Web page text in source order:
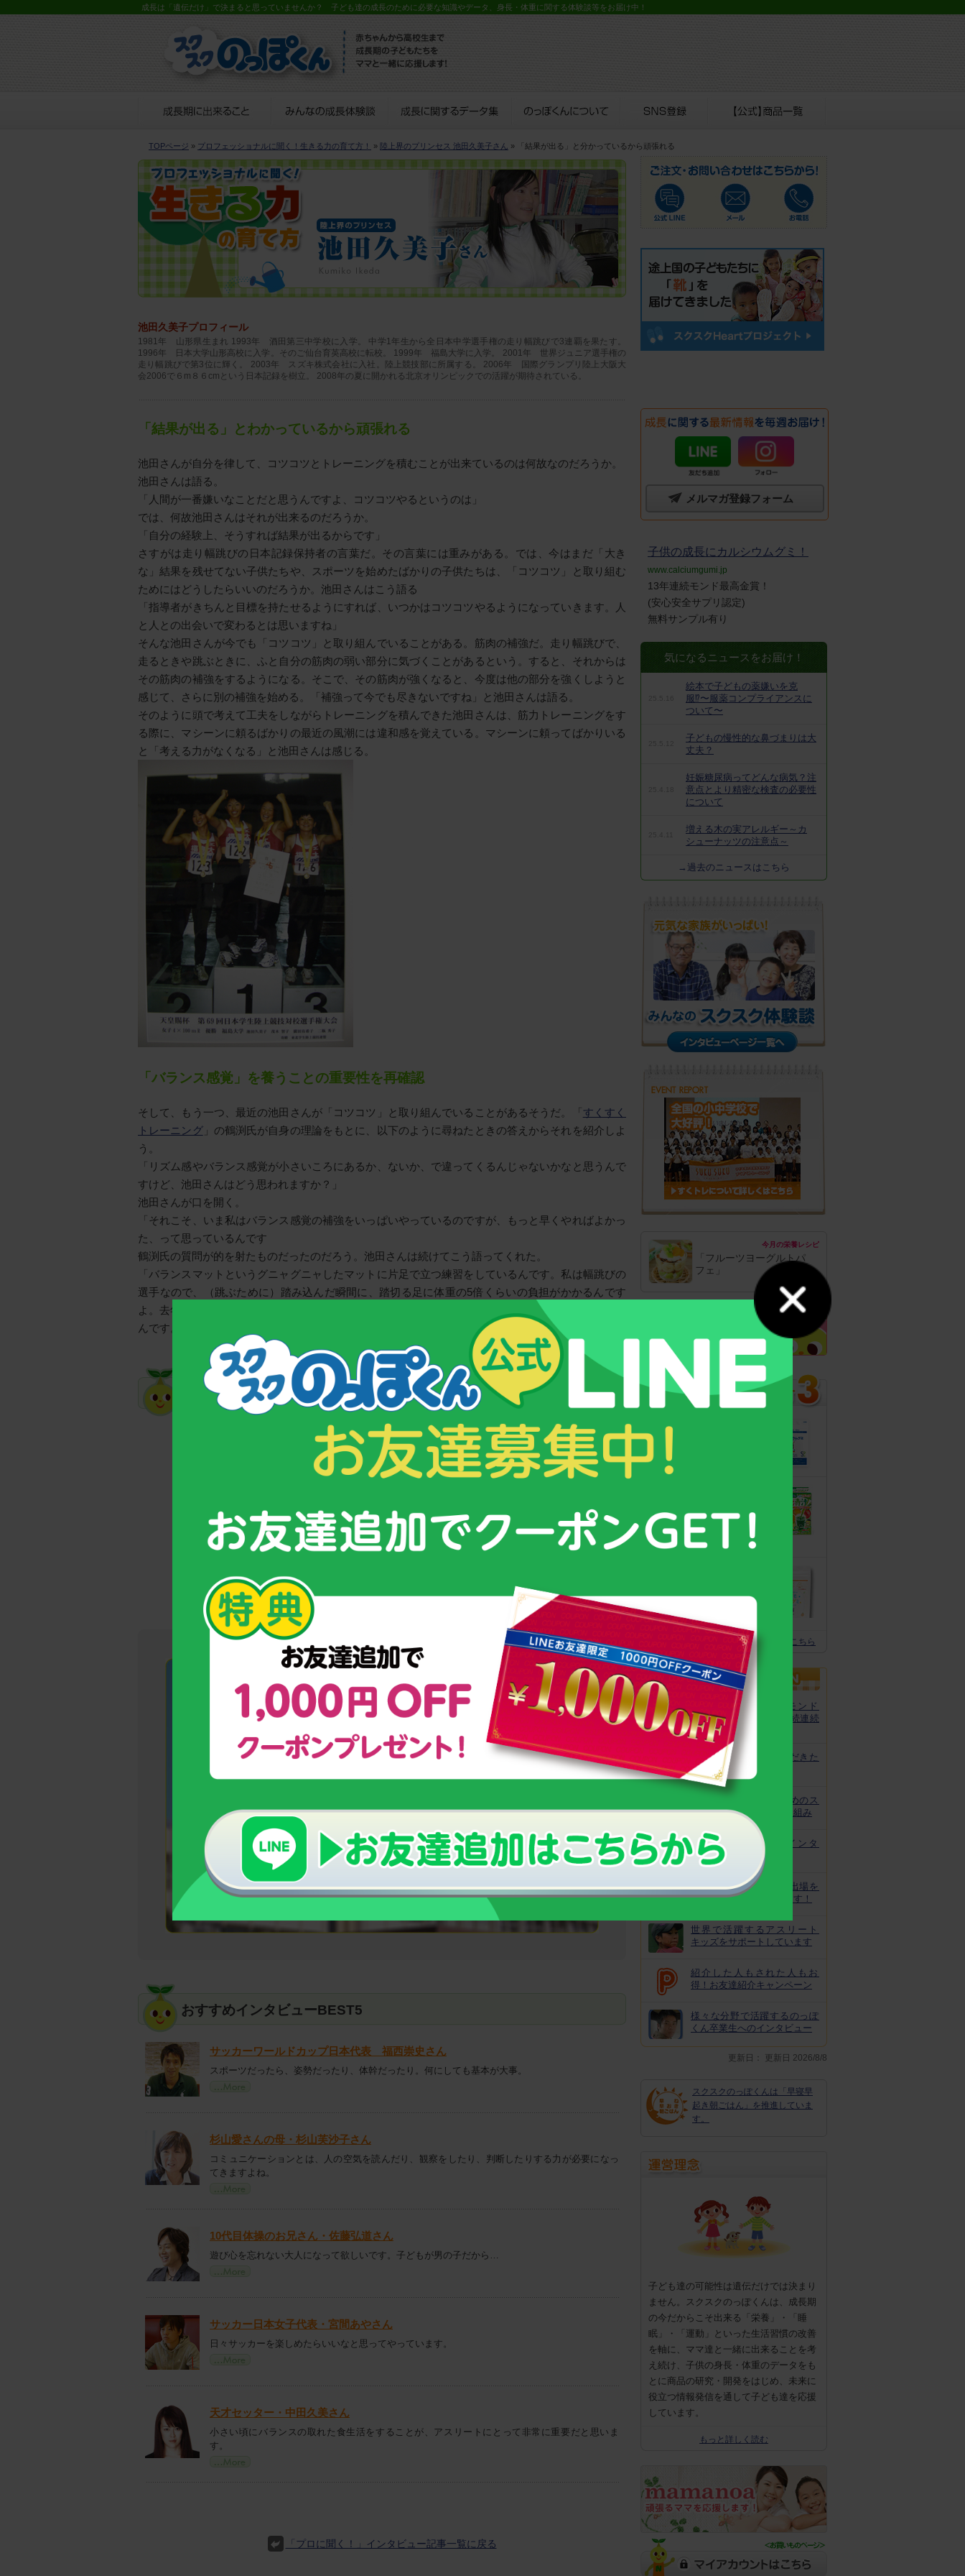
成長は「遺伝だけ」で決まると思っていませんか？ 子ども達の成長のために必要な知識やデータ、身長・体重に関する体験談等をお届け中！
TOPページ » プロフェッショナルに聞く！生きる力の育て方！ » 陸上界のプリンセス 池田久美子さん » 「結果が出る」と分かっているから頑張れる
池田久美子プロフィール
1981年 山形県生まれ 1993年 酒田第三中学校に入学。 中学1年生から全日本中学選手権の走り幅跳びで3連覇を果たす。
1996年 日本大学山形高校に入学。そのご仙台育英高校に転校。 1999年 福島大学に入学。 2001年 世界ジュニア選手権の
走り幅跳びで第3位に輝く。 2003年 スズキ株式会社に入社。陸上競技部に所属する。 2006年 国際グランプリ陸上大阪大
会2006で６m８６cmという日本記録を樹立。 2008年の夏に開かれる北京オリンピックでの活躍が期待されている。
「結果が出る」とわかっているから頑張れる
池田さんが自分を律して、コツコツとトレーニングを積むことが出来ているのは何故なのだろうか。
池田さんは語る。
「人間が一番嫌いなことだと思うんですよ、コツコツやるというのは」
では、何故池田さんはそれが出来るのだろうか。
「自分の経験上、そうすれば結果が出るからです」
さすがは走り幅跳びの日本記録保持者の言葉だ。その言葉には重みがある。では、今はまだ「大き
な」結果を残せてない子供たちや、スポーツを始めたばかりの子供たちは、「コツコツ」と取り組む
ためにはどうしたらいいのだろうか。池田さんはこう語る
「指導者がきちんと目標を持たせるようにすれば、いつかはコツコツやるようになっていきます。人
と人との出会いで変わるとは思いますね」
そんな池田さんが今でも「コツコツ」と取り組んでいることがある。筋肉の補強だ。走り幅跳びで、
走るときや跳ぶときに、ふと自分の筋肉の弱い部分に気づくことがあるという。すると、それからは
その筋肉の補強をするようになる。そこで、その筋肉が強くなると、今度は他の部分を強くしようと
感じて、さらに別の補強を始める。「補強って今でも尽きないですね」と池田さんは語る。
そのように頭で考えて工夫をしながらトレーニングを積んできた池田さんは、筋力トレーニングをす
る際に、マシーンに頼るばかりの最近の風潮には違和感を覚えている。マシーンに頼ってばかりいる
と「考える力がなくなる」と池田さんは感じる。
「バランス感覚」を養うことの重要性を再確認
そして、もう一つ、最近の池田さんが「コツコツ」と取り組んでいることがあるそうだ。「 すくすく
トレーニング」の鶴渕氏が自身の理論をもとに、以下のように尋ねたときの答えからそれを紹介しよ
う。
「リズム感やバランス感覚が小さいころにあるか、ないか、で違ってくるんじゃないかなと思うんで
すけど、池田さんはどう思われますか？」
池田さんが口を開く。
「それこそ、いま私はバランス感覚の補強をいっぱいやっているのですが、もっと早くやればよかっ
た、って思っているんです
鶴渕氏の質問が的を射たものだったのだろう。池田さんは続けてこう語ってくれた。
「バランスマットというグニャグニャしたマットに片足で立つ練習をしているんです。私は幅跳びの
選手なので、（跳ぶために）踏み込んだ瞬間に、踏切る足に体重の5倍くらいの負担がかかるんです
よ。去年は足首が弱いということがわかって、バランス感覚の補強を毎日やって、だいぶ強くなった
んです。なんで、もっと早くやらなかったのかな、って思いますね」
インタビュー目次
陸上界のプリンセス 池田久美子さん
池田久美子さんの原点は、「路地」
走り幅跳びとの出会い、認めてくれた父の存在
「良く寝て、良く食べた」子供時代の生活
「結果が出る」と分かっているから頑張れる
おすすめインタビューBEST5
サッカーワールドカップ日本代表 福西崇史さん
スポーツだったら、姿勢だったり、体幹だったり。何にしても基本が大事。
杉山愛さんの母・杉山芙沙子さん
コミュニケーションとは、人の空気を読んだり、観察をしたり、判断したりする力が必要になっ
てきますよね。
10代目体操のお兄さん・佐藤弘道さん
遊び心を忘れない大人になって欲しいです。子どもが男の子だから…
サッカー日本女子代表・宮間あやさん
日々サッカーを楽しめたらいいなと思ってやっています。
天才セッター・中田久美さん
小さい頃にバランスの取れた食生活をすることが、アスリートにとって非常に重要だと思いま
す。
「プロに聞く！」インタビュー記事一覧に戻る
メルマガ登録フォーム
子供の成長にカルシウムグミ！
www.calciumgumi.jp
13年連続モンド最高金賞！
(安心安全サプリ認定)
無料サンプル有り
気になるニュースをお届け！
絵本で子どもの薬嫌いを克
服⁉︎〜服薬コンプライアンスに
ついて〜
子どもの慢性的な鼻づまりは大
丈夫？
妊娠糖尿病ってどんな病気？注
意点とより精密な検査の必要性
について
増える木の実アレルギー～カ
シューナッツの注意点～
→過去のニュースはこちら
今月の栄養レシピ
「フルーツヨーグルトパ
フェ」
野菜と乳酸菌
たっぷり！
守る力を高める
給に最適！ 身
スクスクのっぽくん推奨全グッズはこちら
カルシウムグミが、モンド
「最高金賞」を13年連続連続
受賞！
非常時にお役立ていただきた
いトレーニング
皆様の安心と安全のためのス
クスクのっぽくんの取り組み
なでしこ宮間選手にインタ
ビュー！
ジュニアオリンピック出場を
目指してがんばっています！
世界で活躍するアスリート
キッズをサポートしています
紹介した人もされた人もお
得！お友達紹介キャンペーン
様々な分野で活躍するのっぽ
くん卒業生へのインタビュー
更新日： 更新日 2026/8/8
スクスクのっぽくんは「早寝早
起き朝ごはん」を推進していま
す。
子ども達の可能性は遺伝だけでは決まり
ません。スクスクのっぽくんは、成長期
の今だからこそ出来る「栄養」・「睡
眠」・「運動」といった生活習慣の改善
を軸に、ママ達と一緒に出来ることを考
え続け、子供の身長・体重のデータをも
とに商品の研究・開発をはじめ、未来に
役立つ情報発信を通して子ども達を応援
しています。
もっと詳しく読む